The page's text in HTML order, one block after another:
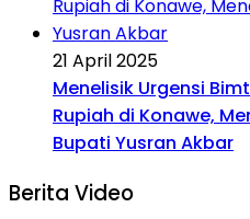
21 April 2025
Menelisik Urgensi
Rupiah di Konawe,
Bupati Yusran Akbar
Berita Video